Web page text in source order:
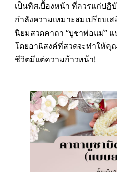
เป็นทิศเบื้องหน้า ที่ควรแก่ปฏิ
กำลังความเหมาะสมเปรียบเ
นิยมสวดคาถา “บูชาพ่อแม่”
โดยอานิสงค์ที่สวดจะทำให้
ชีวิตมีแต่ความก้าวหน้า!